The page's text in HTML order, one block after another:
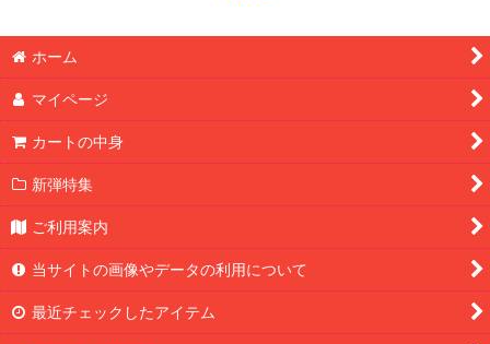
ホーム
マイページ
カートの中身
新弾特集
ご利用案内
当サイトの画像やデータの利用について
最近チェックしたアイテム